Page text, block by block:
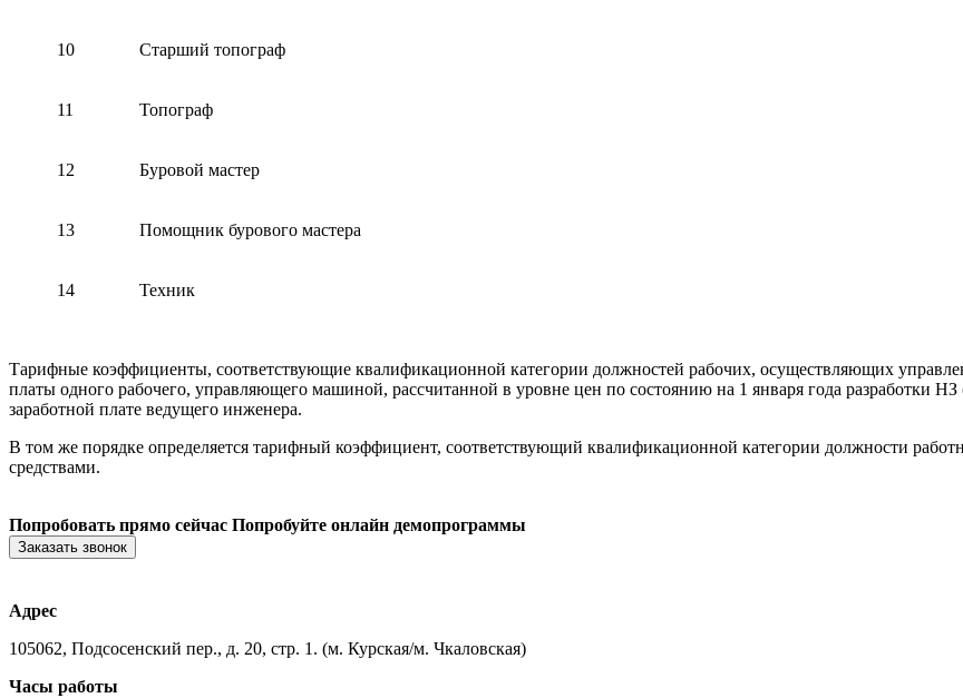
10 Старший топограф
11 Топограф
12 Буровой мастер
13 Помощник бурового мастера
14 Техник
Тарифные коэффициенты, соответствующие квалификационной категории должностей рабочих, осуществляющих
платы одного рабочего, управляющего машиной, рассчитанной в уровне цен по состоянию на 1 января года разработки
заработной плате ведущего инженера.
В том же порядке определяется тарифный коэффициент, соответствующий квалификационной категории должности
средствами.
Попробовать прямо сейчас Попробуйте онлайн демопрограммы
Заказать звонок
Адрес
105062, Подсосенский пер., д. 20, стр. 1. (м. Курская/м. Чкаловская)
Часы работы